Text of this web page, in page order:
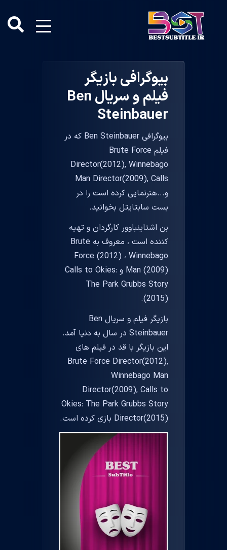
بیوگرافی بازیگر
فیلم و سریال Ben
Steinbauer
بیوگرافی Ben Steinbauer که در
فیلم Brute Force
Director(2012), Winnebago
Man Director(2009), Calls
و...هنرنمایی کرده است را در
بست سابتایتل بخوانید.
بن اشتاینباوور کارگردان و تهیه
کننده است ، معروف به Brute
Force (2012) ، Winnebago
Man (2009) و Calls to Okies:
The Park Grubbs Story
(2015).
بازیگر فیلم و سریال Ben
Steinbauer در سال به دنیا آمد.
این بازیگر با قد در فیلم های
Brute Force Director(2012),
Winnebago Man
Director(2009), Calls to
Okies: The Park Grubbs Story
Director(2015) بازی کرده است.